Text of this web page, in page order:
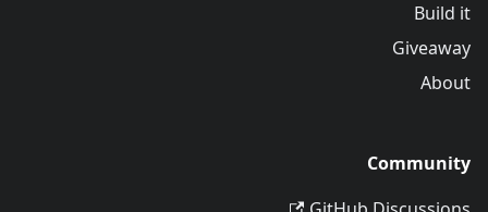
Build it
Giveaway
About
Community